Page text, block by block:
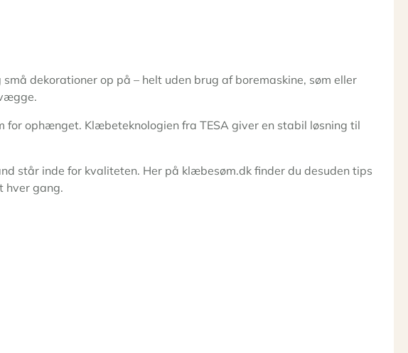
dekorationer op på – helt uden brug af boremaskine, søm eller
ophænget. Klæbeteknologien fra TESA giver en stabil løsning til
står inde for kvaliteten. Her på klæbesøm.dk finder du desuden tips
hver gang.